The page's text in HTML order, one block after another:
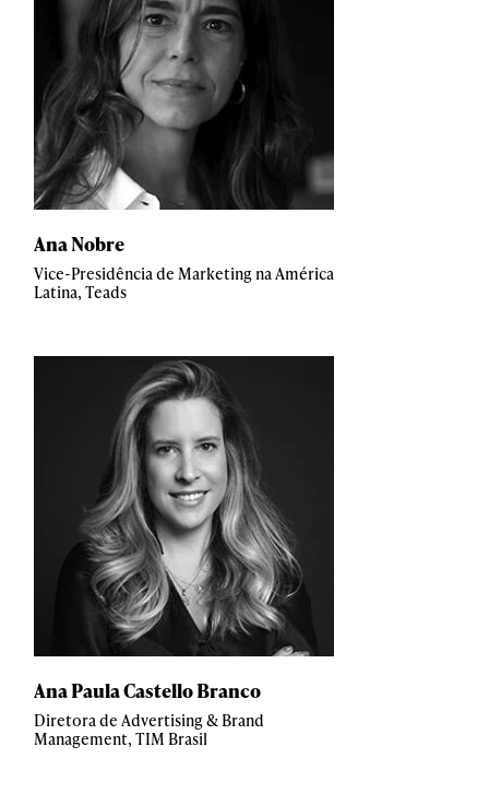
Ana Nobre
Vice-Presidência de Marketing na América
Latina, Teads
Ana Paula Castello Branco
Diretora de Advertising & Brand
Management, TIM Brasil